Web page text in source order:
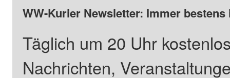
WW-Kurier Newsletter: Immer
Täglich um 20 Uhr
Nachrichten,